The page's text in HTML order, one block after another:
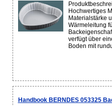
Hochwertiges
Materialstärke
Wärmeleitung
verfügt über
Boden mit
Handbook BERNDES 053325